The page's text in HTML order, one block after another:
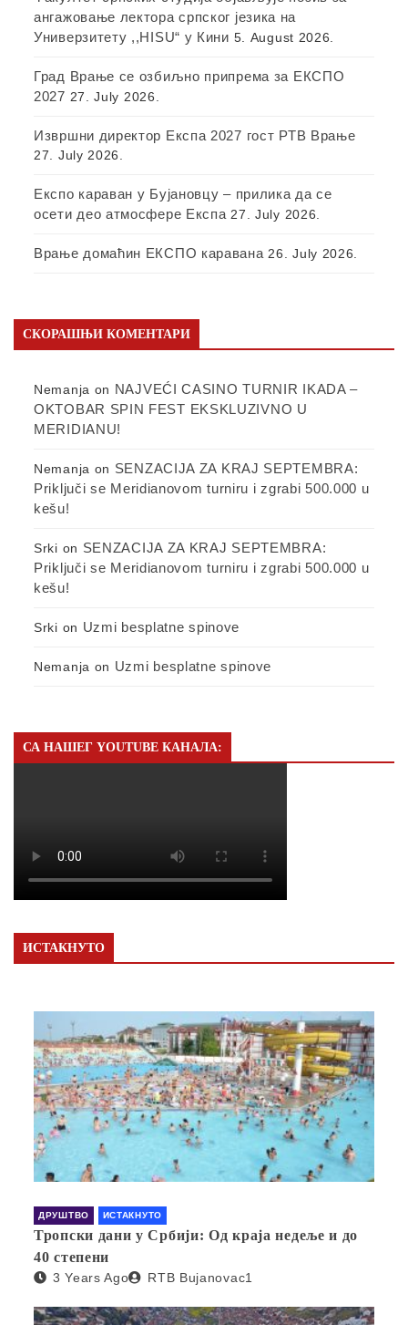
ангажовање лектора српског језика на
Универзитету ,,HISU“ у Кини 5. August 2026.
Град Врање се озбиљно припрема за ЕКСПО
2027 27. July 2026.
Извршни директор Експа 2027 гост РТВ Врање
27. July 2026.
Експо караван у Бујановцу – прилика да се
осети део атмосфере Експа 27. July 2026.
Врање домаћин ЕКСПО каравана 26. July 2026.
СКОРАШЊИ КОМЕНТАРИ
Nemanja on NAJVEĆI CASINO TURNIR IKADA –
OKTOBAR SPIN FEST EKSKLUZIVNO U
MERIDIANU!
Nemanja on SENZACIJA ZA KRAJ SEPTEMBRA:
Priključi se Meridianovom turniru i zgrabi 500.000 u
kešu!
Srki on SENZACIJA ZA KRAJ SEPTEMBRA:
Priključi se Meridianovom turniru i zgrabi 500.000 u
kešu!
Srki on Uzmi besplatne spinove
Nemanja on Uzmi besplatne spinove
СА НАШЕГ YOUTUBE КАНАЛА:
ИСТАКНУТО
ДРУШТВО ИСТАКНУТО
Тропски дани у Србији: Од краја недеље и до
40 степени
3 Years Ago RTB Bujanovac1